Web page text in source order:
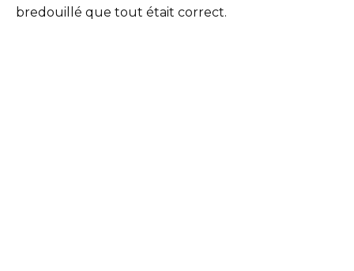
bredouillé que tout était correct.